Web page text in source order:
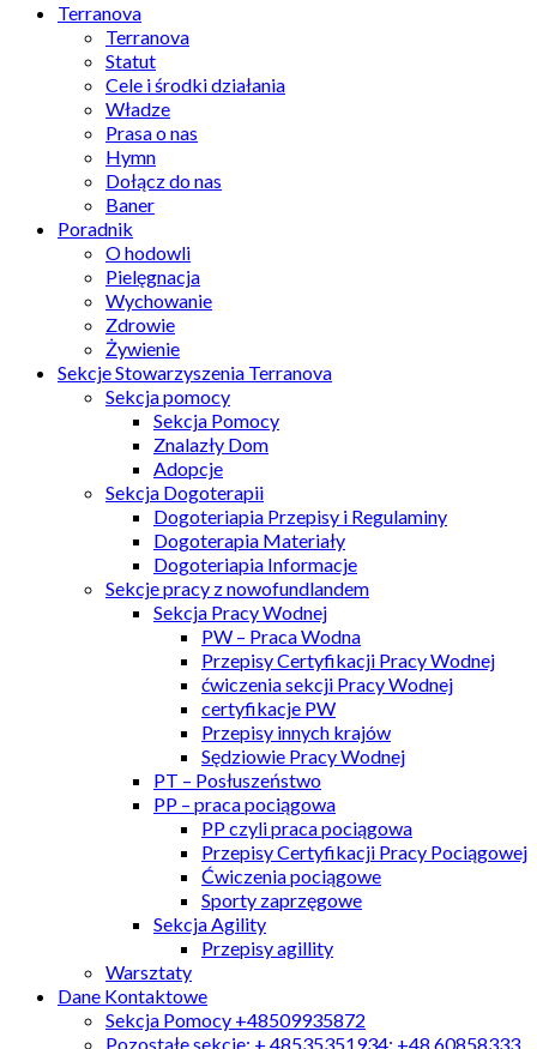
Terranova
Terranova
Statut
Cele i środki działania
Władze
Prasa o nas
Hymn
Dołącz do nas
Baner
Poradnik
O hodowli
Pielęgnacja
Wychowanie
Zdrowie
Żywienie
Sekcje Stowarzyszenia Terranova
Sekcja pomocy
Sekcja Pomocy
Znalazły Dom
Adopcje
Sekcja Dogoterapii
Dogoteriapia Przepisy i Regulaminy
Dogoterapia Materiały
Dogoteriapia Informacje
Sekcje pracy z nowofundlandem
Sekcja Pracy Wodnej
PW – Praca Wodna
Przepisy Certyfikacji Pracy Wodnej
ćwiczenia sekcji Pracy Wodnej
certyfikacje PW
Przepisy innych krajów
Sędziowie Pracy Wodnej
PT – Posłuszeństwo
PP – praca pociągowa
PP czyli praca pociągowa
Przepisy Certyfikacji Pracy Pociągowej
Ćwiczenia pociągowe
Sporty zaprzęgowe
Sekcja Agility
Przepisy agillity
Warsztaty
Dane Kontaktowe
Sekcja Pomocy +48509935872
Pozostałe sekcje: + 48535351934; +48 60858333